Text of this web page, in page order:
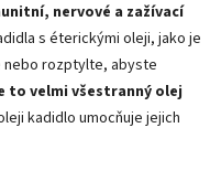
nervové a zažívací
s éterickými oleji, jako je
nebo rozptylte, abyste
to velmi všestranný olej
kadidlo umocňuje jejich